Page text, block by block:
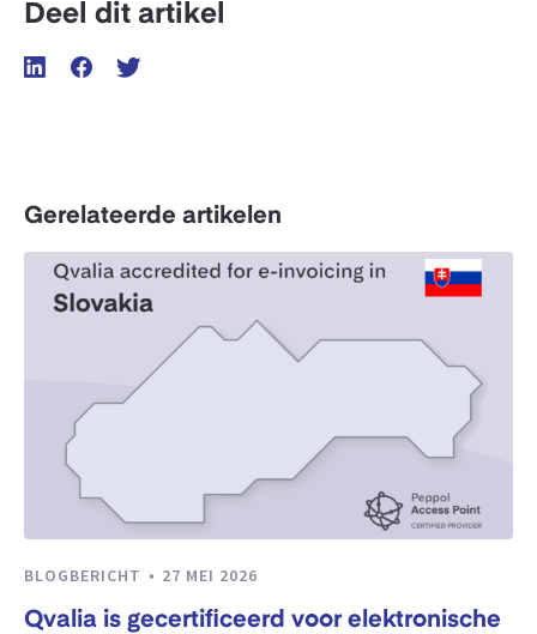
Deel dit artikel
Gerelateerde artikelen
BLOGBERICHT 27 MEI 2026
Qvalia is gecertificeerd voor elektronische